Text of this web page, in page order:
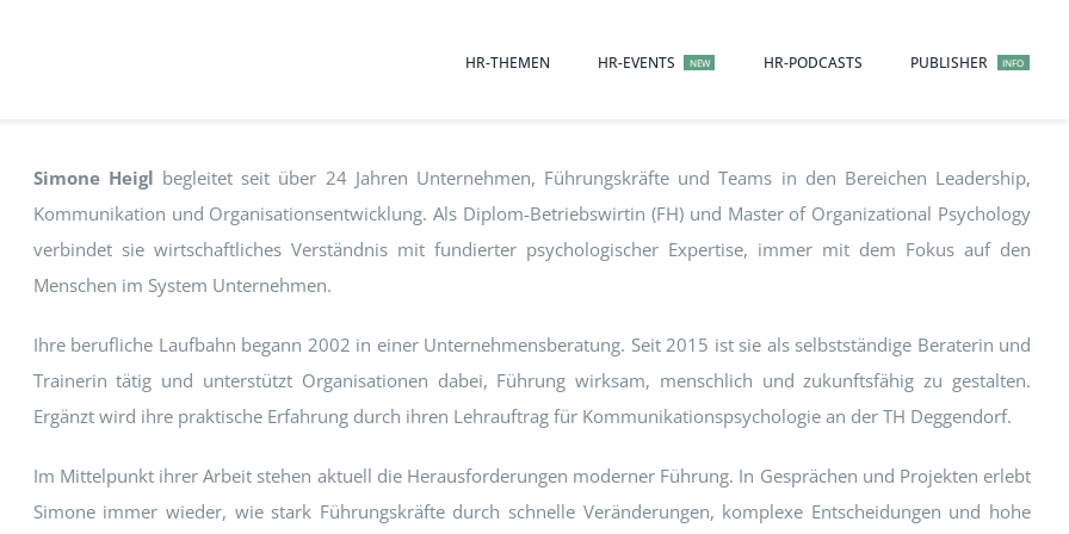
HR-THEMEN HR-EVENTS NEW HR-PODCASTS PUBLISHER INFO
Simone Heigl begleitet seit über 24 Jahren Unternehmen, Führungskräfte und Teams in den Bereichen Leadership,
Kommunikation und Organisationsentwicklung. Als Diplom-Betriebswirtin (FH) und Master of Organizational Psychology
verbindet sie wirtschaftliches Verständnis mit fundierter psychologischer Expertise, immer mit dem Fokus auf den
Menschen im System Unternehmen.
Ihre berufliche Laufbahn begann 2002 in einer Unternehmensberatung. Seit 2015 ist sie als selbstständige Beraterin und
Trainerin tätig und unterstützt Organisationen dabei, Führung wirksam, menschlich und zukunftsfähig zu gestalten.
Ergänzt wird ihre praktische Erfahrung durch ihren Lehrauftrag für Kommunikationspsychologie an der TH Deggendorf.
Im Mittelpunkt ihrer Arbeit stehen aktuell die Herausforderungen moderner Führung. In Gesprächen und Projekten erlebt
Simone immer wieder, wie stark Führungskräfte durch schnelle Veränderungen, komplexe Entscheidungen und hohe